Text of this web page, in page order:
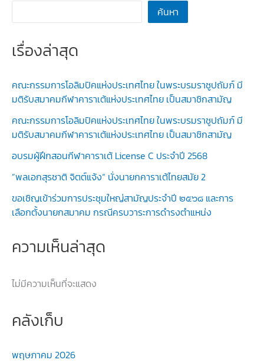
ค้นหา
เรื่องล่าสุด
คณะกรรมการโอลิมปิคแห่งประเทศไทย ในพระบรมราชูปถัมภ์ มี
มติรับสมาคมกีฬาคาราเต้แห่งประเทศไทย เป็นสมาชิกสามัญ
คณะกรรมการโอลิมปิคแห่งประเทศไทย ในพระบรมราชูปถัมภ์ มี
มติรับสมาคมกีฬาคาราเต้แห่งประเทศไทย เป็นสมาชิกสามัญ
อบรมผู้ฝึกสอนกีฬาคาราเต้ License C ประจำปี 2568
”พลเอกสุรชาติ จิตต์แจ้ง“ นั่งนายกคาราเต้ไทยสมัย 2
ขอเชิญเข้าร่วมการประชุมใหญ่สามัญประจำปี ๒๕๖๘ และการ
เลือกตั้งนายกสมาคม กรณีครบวาระการดำรงตำแหน่ง
ความเห็นล่าสุด
ไม่มีความเห็นที่จะแสดง
คลังเก็บ
พฤษภาคม 2026